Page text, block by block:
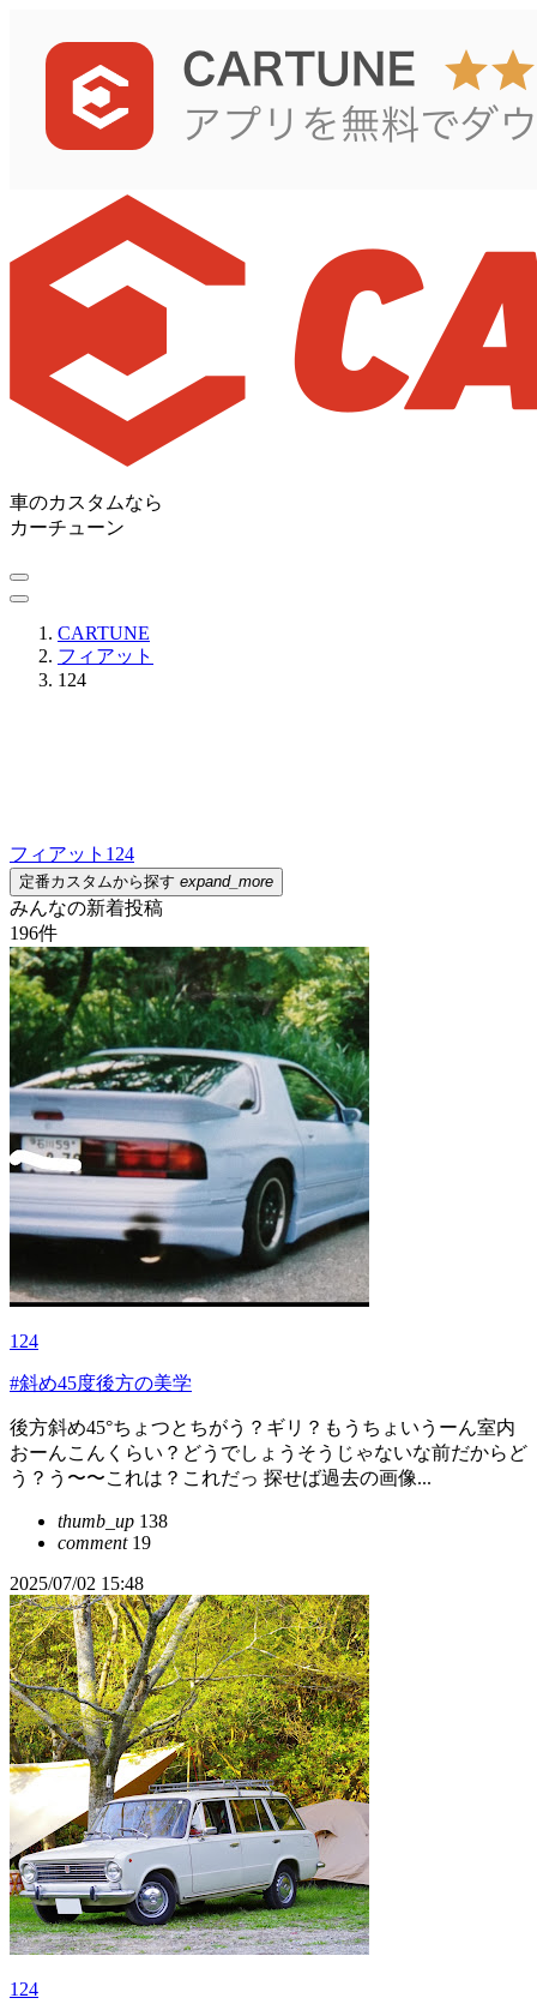
車のカスタムなら
カーチューン
CARTUNE
フィアット
124
フィアット 124
定番カスタムから探す expand_more
みんなの新着投稿
196件
124
#斜め45度後方の美学
後方斜め45°ちょつとちがう？ギリ？もうちょいうーん室内
おーんこんくらい？どうでしょうそうじゃないな前だからど
う？う〜〜これは？これだっ 探せば過去の画像...
thumb_up 138
comment19
2025/07/02 15:48
124